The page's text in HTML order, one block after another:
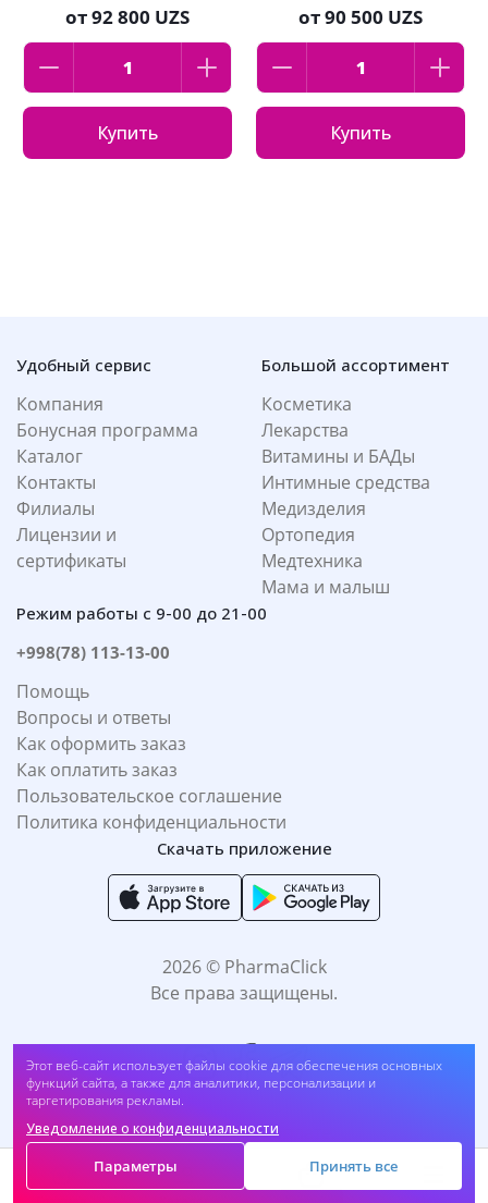
Этот веб-сайт использует файлы cookie для обеспечения основных
функций сайта, а также для аналитики, персонализации и
таргетирования рекламы.
Уведомление о конфиденциальности
Параметры Принять все
Me", spf 20, 30мл (##dr10)
68 100UZS
от92 800 UZS
Купить
от90 500 UZS
Купить
Удобный сервис
Компания
Бонусная программа
Каталог
Контакты
Филиалы
Лицензии и
сертификаты
Большой ассортимент
Косметика
Лекарства
Витамины и БАДы
Интимные средства
Медизделия
Ортопедия
Медтехника
Мама и малыш
Режим работы с 9-00 до 21-00
+998(78) 113-13-00
Помощь
Вопросы и ответы
Как оформить заказ
Как оплатить заказ
Пользовательское соглашение
Политика конфиденциальности
Скачать приложение
2026 © PharmaClick
Все права защищены.
Принимаем к оплате: